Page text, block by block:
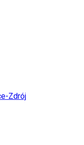
Zdrój